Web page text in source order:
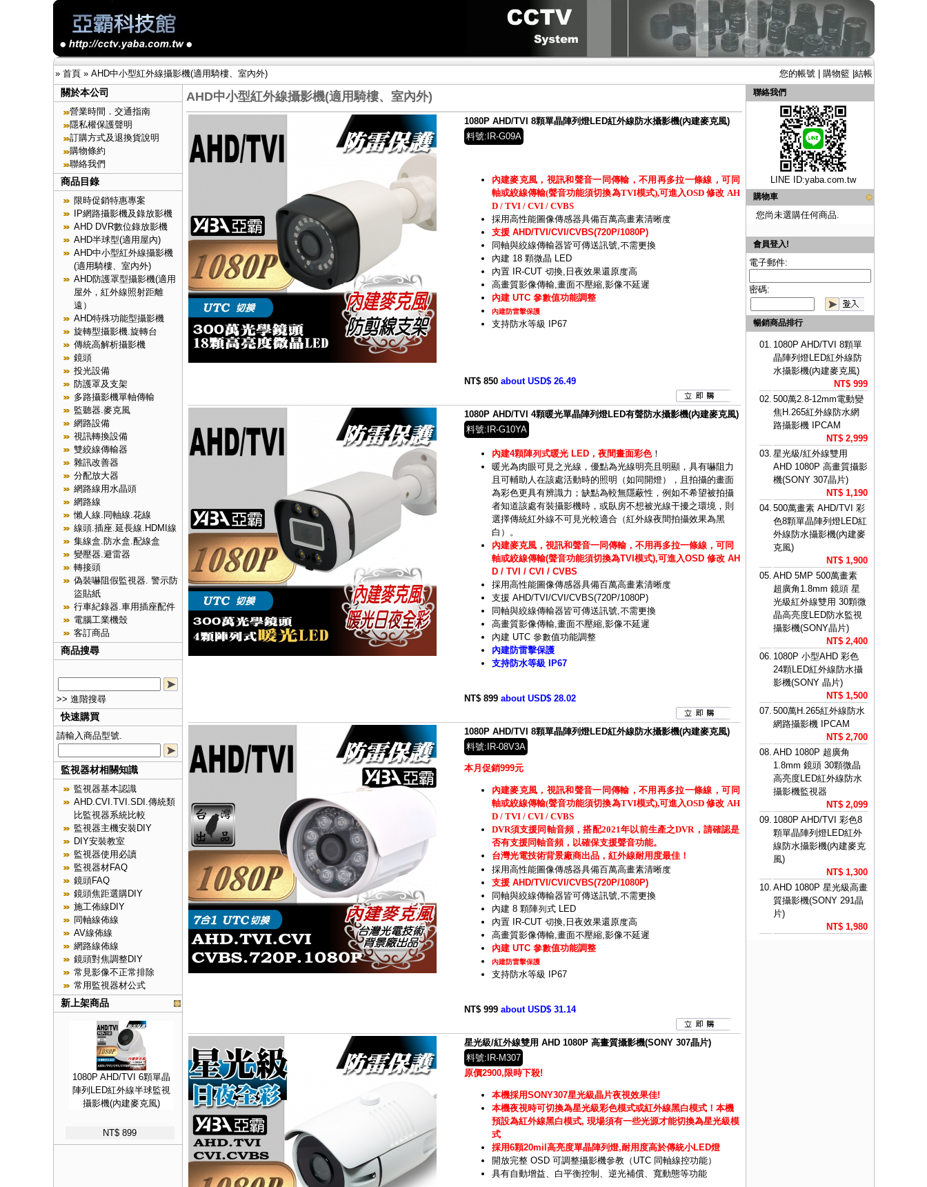
» 首頁» AHD中小型紅外線攝影機(適用騎樓、室內外) 您的帳號| 購物籃| 結帳
關於本公司
營業時間．交通指南
隱私權保護聲明
訂購方式及退換貨說明
購物條約
聯絡我們
商品目錄
限時促銷特惠專案
IP網路攝影機及錄放影機
AHD DVR數位錄放影機
AHD半球型(適用屋內)
AHD中小型紅外線攝影機
(適用騎樓、室內外)
AHD防護罩型攝影機(適用
屋外，紅外線照射距離
遠）
AHD特殊功能型攝影機
旋轉型攝影機.旋轉台
傳統高解析攝影機
鏡頭
投光設備
防護罩及支架
多路攝影機單軸傳輸
監聽器.麥克風
網路設備
視訊轉換設備
雙絞線傳輸器
雜訊改善器
分配放大器
網路線用水晶頭
網路線
懶人線.同軸線.花線
線頭.插座.延長線.HDMI線
集線盒.防水盒.配線盒
變壓器.避雷器
轉接頭
偽裝嚇阻假監視器. 警示防
盜貼紙
行車紀錄器.車用插座配件
電腦工業機殼
客訂商品
商品搜尋
>> 進階搜尋
快速購買
請輸入商品型號.
監視器材相關知識
監視器基本認識
AHD.CVI.TVI.SDI.傳統類
比監視器系統比較
監視器主機安裝DIY
DIY安裝教室
監視器使用必讀
監視器材FAQ
鏡頭FAQ
鏡頭焦距選購DIY
施工佈線DIY
同軸線佈線
AV線佈線
網路線佈線
鏡頭對焦調整DIY
常見影像不正常排除
常用監視器材公式
新上架商品
1080P AHD/TVI 6顆單晶
陣列LED紅外線半球監視
攝影機(內建麥克風)
NT$ 899
AHD中小型紅外線攝影機(適用騎樓、室內外)
1080P AHD/TVI 8顆單晶陣列燈LED紅外線防水攝影機(內建麥克風)
料號:IR-G09A
內建麥克風，視訊和聲音一同傳輸，不用再多拉一條線，可同
軸或絞線傳輸(聲音功能須切換為TVI模式),可進入OSD 修改 AH
D / TVI / CVI / CVBS
採用高性能圖像傳感器具備百萬高畫素清晰度
支援 AHD/TVI/CVI/CVBS(720P/1080P)
同軸與絞線傳輸器皆可傳送訊號,不需更換
內建 18 顆微晶 LED
內置 IR-CUT 切換,日夜效果還原度高
高畫質影像傳輸,畫面不壓縮,影像不延遲
內建 UTC 參數值功能調整
內建防雷擊保護
支持防水等級 IP67
NT$ 850 about USD$ 26.49
1080P AHD/TVI 4顆暖光單晶陣列燈LED有聲防水攝影機(內建麥克風)
料號:IR-G10YA
內建4顆陣列式暖光 LED，夜間畫面彩色！
暖光為肉眼可見之光線， 優點為光線明亮且明顯，具有嚇阻力
且可輔助人在該處活動時的照明（如同開燈），且拍攝的畫面
為彩色更具有辨識力；缺點為較無隱蔽性，例如不希望被拍攝
者知道該處有裝攝影機時，或臥房不想被光線干擾之環境，則
選擇傳統紅外線不可見光較適合（紅外線夜間拍攝效果為黑
白）。
內建麥克風，視訊和聲音一同傳輸，不用再多拉一條線，可同
軸或絞線傳輸(聲音功能須切換為TVI模式),可進入OSD 修改 AH
D / TVI / CVI / CVBS
採用高性能圖像傳感器具備百萬高畫素清晰度
支援 AHD/TVI/CVI/CVBS(720P/1080P)
同軸與絞線傳輸器皆可傳送訊號,不需更換
高畫質影像傳輸,畫面不壓縮,影像不延遲
內建 UTC 參數值功能調整
內建防雷擊保護
支持防水等級 IP67
NT$ 899 about USD$ 28.02
1080P AHD/TVI 8顆單晶陣列燈LED紅外線防水攝影機(內建麥克風)
料號:IR-08V3A
本月促銷999元
內建麥克風，視訊和聲音一同傳輸，不用再多拉一條線，可同
軸或絞線傳輸(聲音功能須切換為TVI模式),可進入OSD 修改 AH
D / TVI / CVI / CVBS
DVR須支援同軸音頻，搭配2021年以前生產之DVR，請確認是
否有支援同軸音頻，以確保支援聲音功能。
台灣光電技術背景廠商出品，紅外線耐用度最佳！
採用高性能圖像傳感器具備百萬高畫素清晰度
支援 AHD/TVI/CVI/CVBS(720P/1080P)
同軸與絞線傳輸器皆可傳送訊號,不需更換
內建 8 顆陣列式 LED
內置 IR-CUT 切換,日夜效果還原度高
高畫質影像傳輸,畫面不壓縮,影像不延遲
內建 UTC 參數值功能調整
內建防雷擊保護
支持防水等級 IP67
NT$ 999 about USD$ 31.14
星光級/紅外線雙用 AHD 1080P 高畫質攝影機(SONY 307晶片)
料號:IR-M307
原價2900,限時下殺!
本機採用SONY307星光級晶片夜視效果佳!
本機夜視時可切換為星光級彩色模式或紅外線黑白模式！ 本機
預設為紅外線黑白模式, 現場須有一些光源才能切換為星光級模
式
採用6顆20mil高亮度單晶陣列燈,耐用度高於傳統小LED燈
開放完整 OSD 可調整攝影機參教（UTC 同軸線控功能）
具有自動增益、白平衡控制、逆光補償、寬動態等功能
聯絡我們
LINE ID:yaba.com.tw
購物車
您尚未選購任何商品.
會員登入!
電子郵件:
密碼:
暢銷商品排行
01. 1080P AHD/TVI 8顆單
晶陣列燈LED紅外線防
水攝影機(內建麥克風)
NT$ 999
02. 500萬2.8-12mm電動變
焦H.265紅外線防水網
路攝影機 IPCAM
NT$ 2,999
03. 星光級/紅外線雙用
AHD 1080P 高畫質攝影
機(SONY 307晶片)
NT$ 1,190
04. 500萬畫素 AHD/TVI 彩
色8顆單晶陣列燈LED紅
外線防水攝影機(內建麥
克風)
NT$ 1,900
05. AHD 5MP 500萬畫素
超廣角1.8mm 鏡頭 星
光級紅外線雙用 30顆微
晶高亮度LED防水監視
攝影機(SONY晶片)
NT$ 2,400
06. 1080P 小型AHD 彩色
24顆LED紅外線防水攝
影機(SONY 晶片)
NT$ 1,500
07. 500萬H.265紅外線防水
網路攝影機 IPCAM
NT$ 2,700
08. AHD 1080P 超廣角
1.8mm 鏡頭 30顆微晶
高亮度LED紅外線防水
攝影機監視器
NT$ 2,099
09. 1080P AHD/TVI 彩色8
顆單晶陣列燈LED紅外
線防水攝影機(內建麥克
風)
NT$ 1,300
10. AHD 1080P 星光級高畫
質攝影機(SONY 291晶
片)
NT$ 1,980